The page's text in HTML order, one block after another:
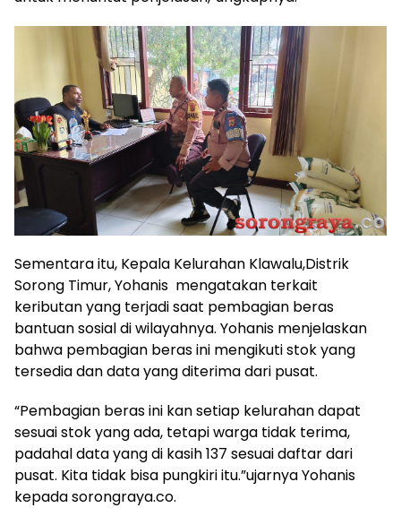
Sementara itu, Kepala Kelurahan Klawalu,Distrik
Sorong Timur, Yohanis mengatakan terkait
keributan yang terjadi saat pembagian beras
bantuan sosial di wilayahnya. Yohanis menjelaskan
bahwa pembagian beras ini mengikuti stok yang
tersedia dan data yang diterima dari pusat.
“Pembagian beras ini kan setiap kelurahan dapat
sesuai stok yang ada, tetapi warga tidak terima,
padahal data yang di kasih 137 sesuai daftar dari
pusat. Kita tidak bisa pungkiri itu.”ujarnya Yohanis
kepada sorongraya.co.